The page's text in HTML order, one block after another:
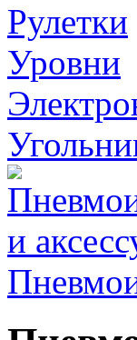
Рулетки
Уровни